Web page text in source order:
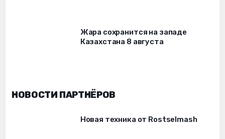
Жара сохранится на западе
Казахстана 8 августа
НОВОСТИ ПАРТНЁРОВ
Новая техника от Rostselmash